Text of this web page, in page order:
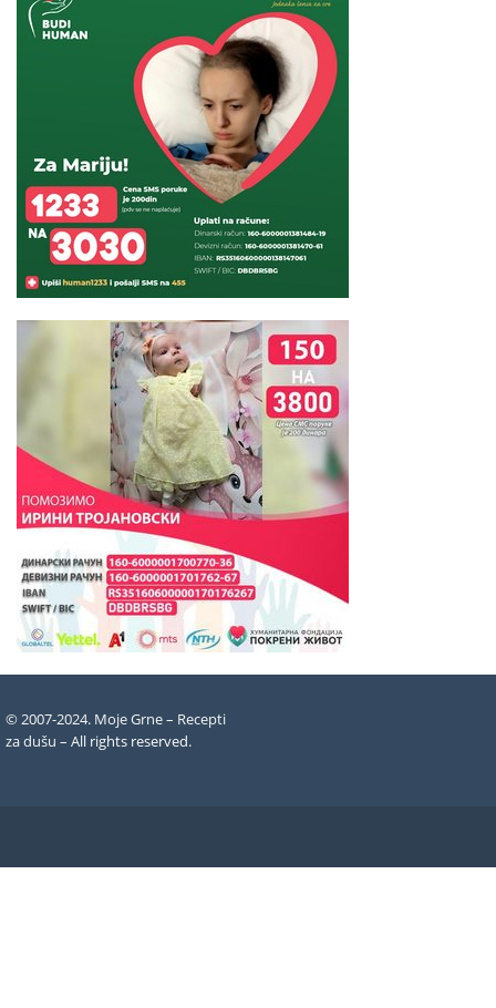
© 2007-2024. Moje Grne – Recepti
za dušu – All rights reserved.